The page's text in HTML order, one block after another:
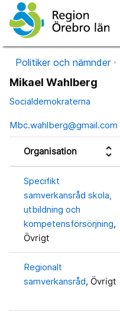
Politiker och nämnder
Mikael Wahlberg
Socialdemokraterna
Mbc.wahlberg@gmail.com
Organisation unfold_more
Specifikt
samverkansråd skola,
utbildning och
kompetensförsörjning,
Övrigt
Regionalt
samverkansråd, Övrigt